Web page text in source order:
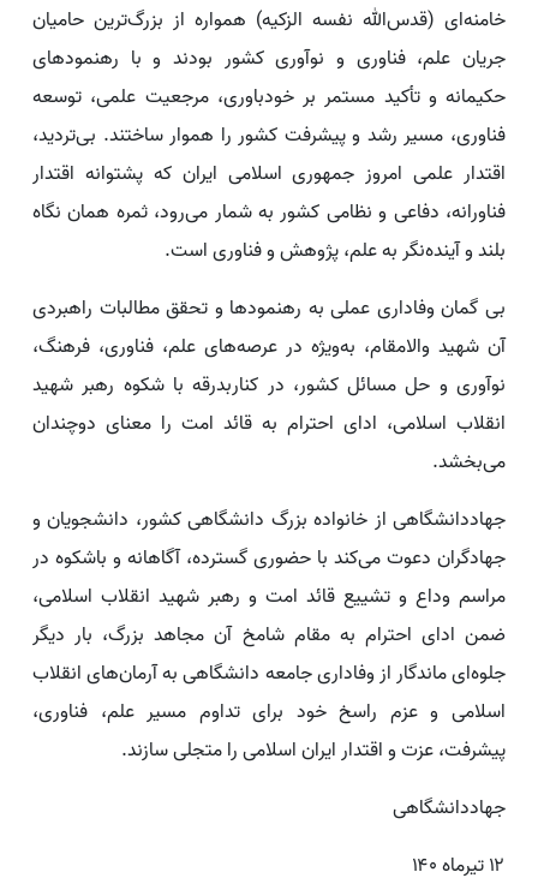
خامنه‌ای (قدس‌الله نفسه الزکیه) همواره از بزرگ‌ترین حامیان
جریان علم، فناوری و نوآوری کشور بودند و با رهنمود‌های
حکیمانه و تأکید مستمر بر خودباوری، مرجعیت علمی، توسعه
فناوری، مسیر رشد و پیشرفت کشور را هموار ساختند. بی‌تردید،
اقتدار علمی امروز جمهوری اسلامی ایران که پشتوانه اقتدار
فناورانه، دفاعی و نظامی کشور به شمار می‌رود، ثمره همان نگاه
بلند و آینده‌نگر به علم، پژوهش و فناوری است.
بی گمان وفاداری عملی به رهنمود‌ها و تحقق مطالبات راهبردی
آن شهید والامقام، به‌ویژه در عرصه‌های علم، فناوری، فرهنگ،
نوآوری و حل مسائل کشور، در کناربدرقه با شکوه رهبر شهید
انقلاب اسلامی، ادای احترام به قائد امت را معنای دوچندان
می‌بخشد.
جهاددانشگاهی از خانواده بزرگ دانشگاهی کشور، دانشجویان و
جهادگران دعوت می‌کند با حضوری گسترده، آگاهانه و باشکوه در
مراسم وداع و تشییع قائد امت و رهبر شهید انقلاب اسلامی،
ضمن ادای احترام به مقام شامخ آن مجاهد بزرگ، بار دیگر
جلوه‌ای ماندگار از وفاداری جامعه دانشگاهی به آرمان‌های انقلاب
اسلامی و عزم راسخ خود برای تداوم مسیر علم، فناوری،
پیشرفت، عزت و اقتدار ایران اسلامی را متجلی سازند.
جهاددانشگاهی
۱۲ تیرماه ۱۴۰